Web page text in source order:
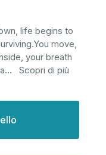
life begins to
move,
your breath
... Scopri di più